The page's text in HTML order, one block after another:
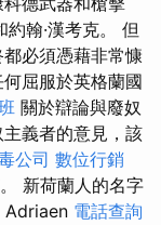
翰·漢考克。 但
必須憑藉非常慷
屈服於英格蘭國
關於辯論與廢奴
義者的意見，該
公司 數位行銷
新荷蘭人的名字
Adriaen 電話查詢